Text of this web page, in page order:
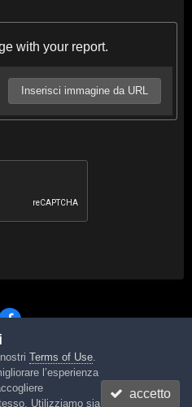
with your report.
Inserisci immagine da URL
Contattaci Cookies
Community
Terms of Use.
l’esperienza
Utilizziamo sia
accetto